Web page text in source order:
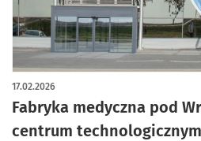
Fabryka medyczna pod
centrum
17.02.2026